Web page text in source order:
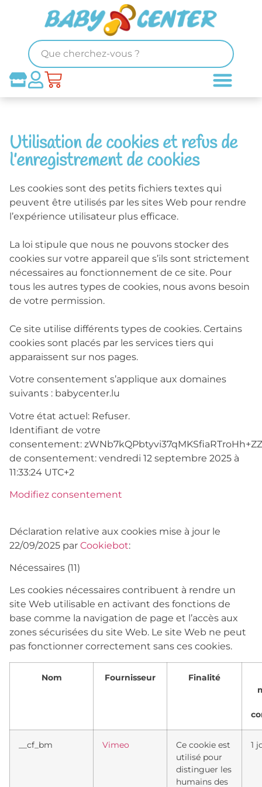
Utilisation de cookies et refus de
l’enregistrement de cookies
Les cookies sont des petits fichiers textes qui
peuvent être utilisés par les sites Web pour rendre
l’expérience utilisateur plus efficace.
La loi stipule que nous ne pouvons stocker des
cookies sur votre appareil que s’ils sont strictement
nécessaires au fonctionnement de ce site. Pour
tous les autres types de cookies, nous avons besoin
de votre permission.
Ce site utilise différents types de cookies. Certains
cookies sont placés par les services tiers qui
apparaissent sur nos pages.
Votre consentement s’applique aux domaines
suivants : babycenter.lu
Votre état ​​actuel: Refuser.
Identifiant de votre
consentement:
de consentement: vendredi 12 septembre 2025 à
11:33:24 UTC+2
Modifiez consentement
Déclaration relative aux cookies mise à jour le
22/09/2025 par Cookiebot:
Nécessaires (11)
Les cookies nécessaires contribuent à rendre un
site Web utilisable en activant des fonctions de
base comme la navigation de page et l’accès aux
zones sécurisées du site Web. Le site Web ne peut
pas fonctionner correctement sans ces cookies.
Nom Fournisseur
Finalité
__cf_bm Vimeo
Ce cookie est
utilisé pour
distinguer les
humains des
1